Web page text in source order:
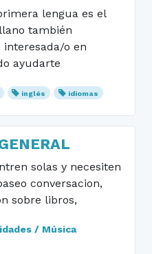
lengua es el
también
o en
ayudarte
inglés idiomas
solas y necesiten
conversacion,
sobre libros,
/ Música